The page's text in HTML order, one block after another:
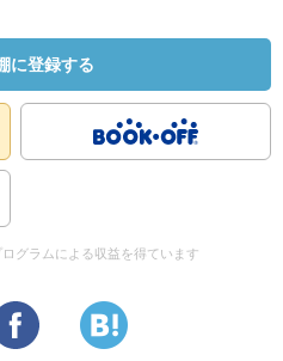
に登録する
グラムによる収益を得ています